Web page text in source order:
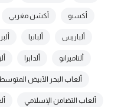
أكسبو أكشن مغربي
ألباريس ألبانيا
ألتاميرانو ألدابرا ألزا
ألعاب البحر الأبيض
ألعاب التضامن الإسلامي